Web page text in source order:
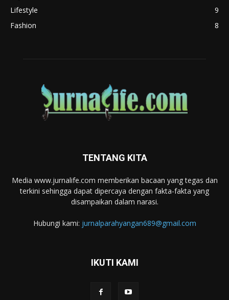
Lifestyle
9
Fashion
8
TENTANG KITA
Media www.jurnalife.com memberikan bacaan yang tegas dan
terkini sehingga dapat dipercaya dengan fakta-fakta yang
disampaikan dalam narasi.
Hubungi kami: jurnalparahyangan689@gmail.com
IKUTI KAMI